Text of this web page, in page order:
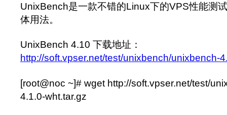
UnixBench是一款不错的Linux下的VPS性能测
体用法。
UnixBench 4.10 下载地址：
http://soft.vpser.net/test/unixbench/unixbench-
[root@noc ~]# wget http://soft.vpser.net/test/
4.1.0-wht.tar.gz